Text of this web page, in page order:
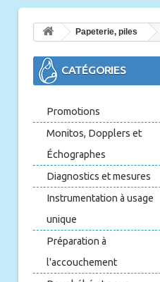
Papeterie, piles
CATÉGORIES
Promotions
Monitos, Dopplers et
Échographes
Diagnostics et mesures
Instrumentation à usage
unique
Préparation à
l'accouchement